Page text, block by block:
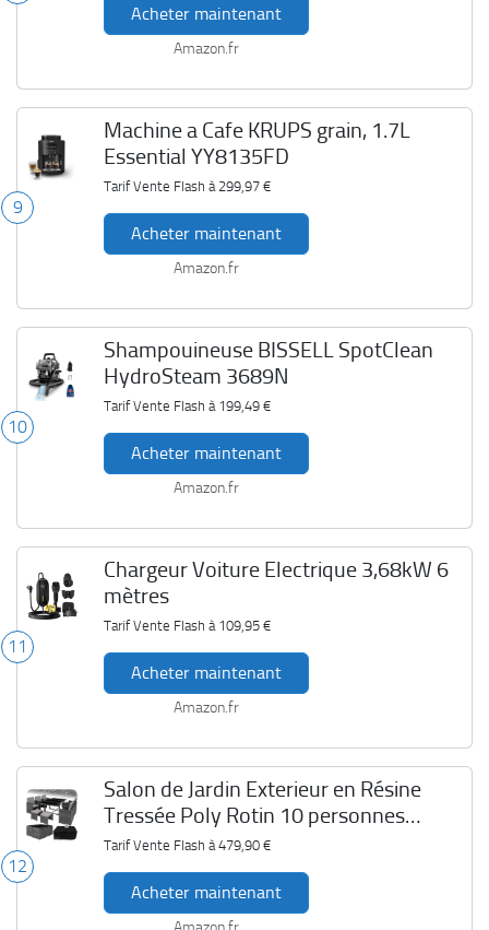
Acheter maintenant
Amazon.fr
9
Machine a Cafe KRUPS grain, 1.7L
Essential YY8135FD
Tarif Vente Flash à 299,97 €
Acheter maintenant
Amazon.fr
10
Shampouineuse BISSELL SpotClean
HydroSteam 3689N
Tarif Vente Flash à 199,49 €
Acheter maintenant
Amazon.fr
11
Chargeur Voiture Electrique 3,68kW 6
mètres
Tarif Vente Flash à 109,95 €
Acheter maintenant
Amazon.fr
12
Salon de Jardin Exterieur en Résine
Tressée Poly Rotin 10 personnes
Tectake
Tarif Vente Flash à 479,90 €
Acheter maintenant